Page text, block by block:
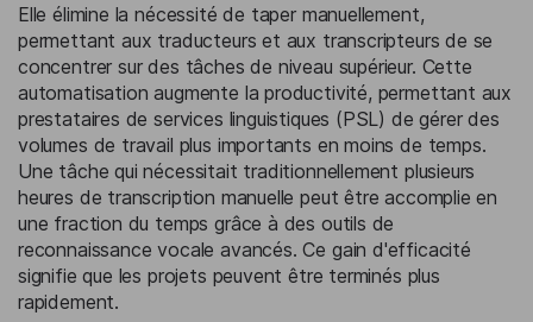
Elle élimine la nécessité de taper manuellement,
permettant aux traducteurs et aux transcripteurs de se
concentrer sur des tâches de niveau supérieur. Cette
automatisation augmente la productivité, permettant aux
prestataires de services linguistiques (PSL) de gérer des
volumes de travail plus importants en moins de temps.
Une tâche qui nécessitait traditionnellement plusieurs
heures de transcription manuelle peut être accomplie en
une fraction du temps grâce à des outils de
reconnaissance vocale avancés. Ce gain d'efficacité
signifie que les projets peuvent être terminés plus
rapidement.